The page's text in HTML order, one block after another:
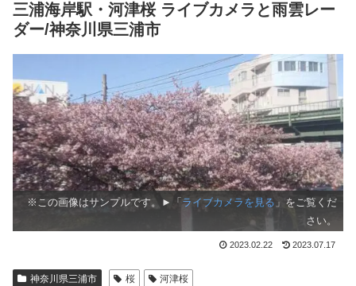
三浦海岸駅・河津桜 ライブカメラと雨雲レー
ダー/神奈川県三浦市
※この画像はサンプルです。►「 ライブカメラを見る 」をご覧くだ
さい。
2023.02.22 2023.07.17
神奈川県三浦市 桜 河津桜